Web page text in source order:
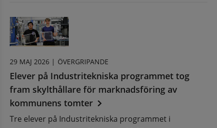
29 MAJ 2026 | ÖVERGRIPANDE
Elever på Industritekniska programmet tog
fram skylthållare för marknadsföring av
kommunens tomter
Tre elever på Industritekniska programmet i